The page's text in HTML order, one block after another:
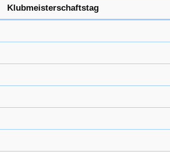
Klubmeisterschaftstag